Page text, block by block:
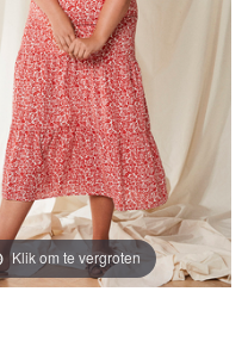
Klik om te vergroten